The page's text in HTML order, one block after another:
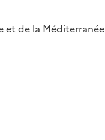
et de la Méditerranée